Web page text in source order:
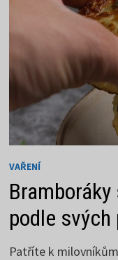
VAŘENÍ
podle svých
Patříte k